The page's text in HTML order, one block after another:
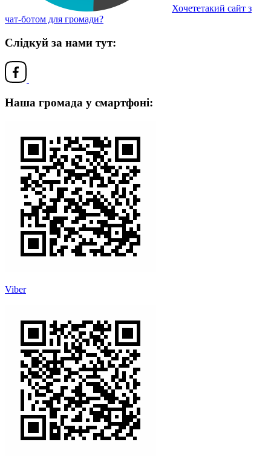
Хочететакий сайт з
чат-ботом для громади?
Слідкуй за нами тут:
Наша громада у смартфоні:
Viber